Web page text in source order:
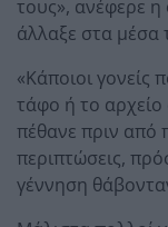
τους», ανέφερε
άλλαξε στα μέσα
«Κάποιοι
τάφο ή το
πέθανε πριν από
περιπτώσεις,
γέννηση